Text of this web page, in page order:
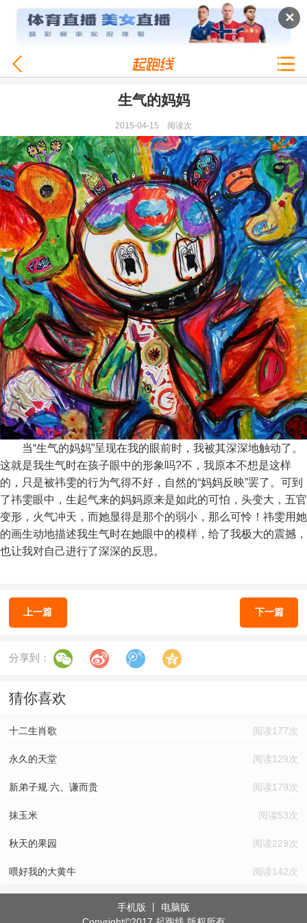
✕
生气的妈妈
2015-04-15 阅读次
当“生气的妈妈”呈现在我的眼前时，我被其深深地触动了。
这就是我生气时在孩子眼中的形象吗?不，我原本不想是这样
的，只是被祎雯的行为气得不好，自然的“妈妈反映”罢了。可到
了祎雯眼中，生起气来的妈妈原来是如此的可怕，头变大，五官
变形，火气冲天，而她显得是那个的弱小，那么可怜！祎雯用她
的画生动地描述我生气时在她眼中的模样，给了我极大的震撼，
也让我对自己进行了深深的反思。
上一篇 下一篇
分享到：
猜你喜欢
十二生肖歌 阅读177次
永久的天堂 阅读129次
新弟子规 六、谦而贵 阅读179次
抹玉米 阅读53次
秋天的果园 阅读229次
喂好我的大黄牛 阅读142次
手机版
电脑版